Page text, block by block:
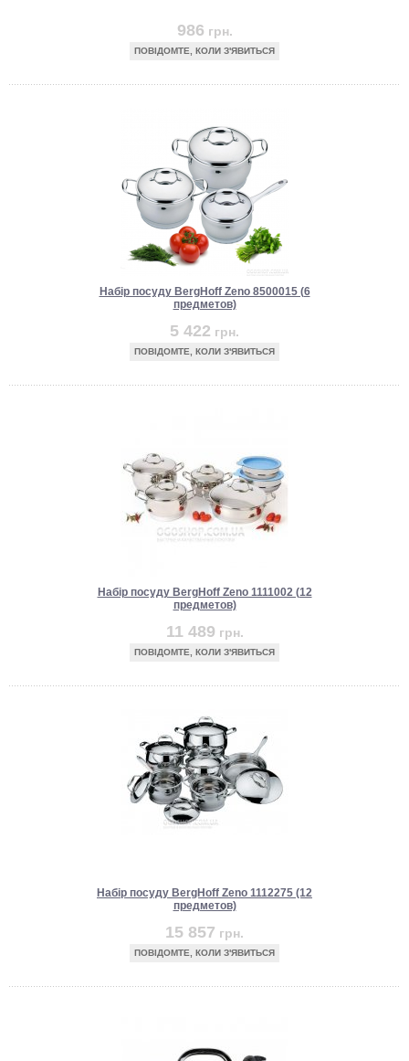
986 грн.
ПОВІДОМТЕ, КОЛИ З'ЯВИТЬСЯ
Набір посуду BergHoff Zeno 8500015 (6
предметов)
5 422 грн.
ПОВІДОМТЕ, КОЛИ З'ЯВИТЬСЯ
Набір посуду BergHoff Zeno 1111002 (12
предметов)
11 489 грн.
ПОВІДОМТЕ, КОЛИ З'ЯВИТЬСЯ
Набір посуду BergHoff Zeno 1112275 (12
предметов)
15 857 грн.
ПОВІДОМТЕ, КОЛИ З'ЯВИТЬСЯ